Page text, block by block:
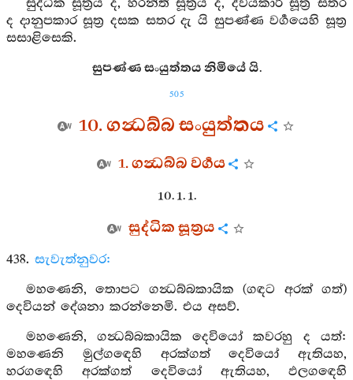
සුද්ධික සූත්‍රය ද, හරන්ති සූත්‍රය ද, ද්වයකාරී සූත්‍ර සතර
ද දානුපකාර සූත්‍ර දසක සතර දැ යි සුපණ්ණ වර්‍ගයෙහි සූත්‍ර
සසාළිසෙකි.
සුපණ්ණ සංයුත්තය නිමියේ යි.
505
10. ගන්‍ධබ්බ සංයුත්තය
1. ගන්‍ධබ්බ වර්‍ගය
10. 1. 1.
සුද්ධික සූත්‍රය
438. සැවැත්නුවර:
මහණෙනි, තොපට ගන්‍ධබ්බකායික (ගඳට අරක් ගත්)
දෙවියන් දේශනා කරන්නෙමි. එය අසව්.
මහණෙනි, ගන්‍ධබ්බකායික දෙවියෝ කවරහු ද යත්:
මහණෙනි මුල්ගඳෙහි අරක්ගත් දෙවියෝ ඇතියහ,
හරගඳෙහි අරක්ගත් දෙවියෝ ඇතියහ, ඵලගඳෙහි